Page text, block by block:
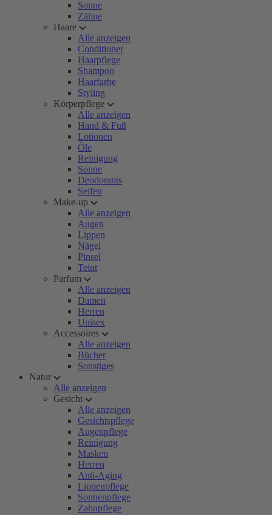
Sonne
Zähne
Haare
Alle anzeigen
Conditioner
Haarpflege
Shampoo
Haarfarbe
Styling
Körperpflege
Alle anzeigen
Hand & Fuß
Lotionen
Öle
Reinigung
Sonne
Deodorants
Seifen
Make-up
Alle anzeigen
Augen
Lippen
Nägel
Pinsel
Teint
Parfum
Alle anzeigen
Damen
Herren
Unisex
Accessoires
Alle anzeigen
Bücher
Sonstiges
Natur
Alle anzeigen
Gesicht
Alle anzeigen
Gesichtspflege
Augenpflege
Reinigung
Masken
Herren
Anti-Aging
Lippenpflege
Sonnenpflege
Zahnpflege